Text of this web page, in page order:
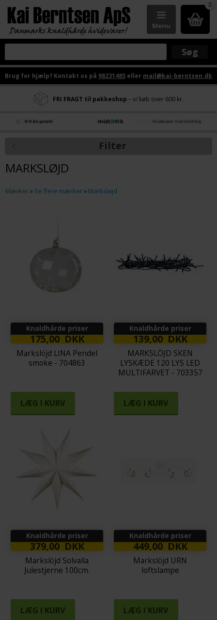
0
Menu
Brug for hjælp? Kontakt os på 98231485 eller mail@kai-berntsen.dk
FRI FRAGT til pakkeshop – v/ køb over 600 kr.
Filter
MARKSLØJD
Mærker» Se flere mærker» Marksløjd
Knaldhårde priser
175,00 DKK
Markslöjd LINA Pendel
smoke - 704863
LÆG I KURV
Knaldhårde priser
139,00 DKK
MARKSLÖJD SKEN
LYSKÆDE 120 LYS LED
MULTIFARVET - 703357
LÆG I KURV
Knaldhårde priser
379,00 DKK
Markslöjd Solvalla
Julestjerne 100cm.
LÆG I KURV
Knaldhårde priser
449,00 DKK
Markslöjd URN
loftslampe
LÆG I KURV